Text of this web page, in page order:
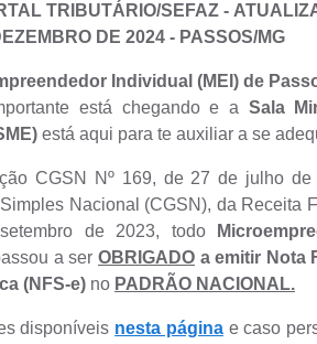
TRIBUTÁRIO/SEFAZ -
DE 2024 - PASSOS/MG
Individual (MEI) de
está chegando e a Sala
está aqui para te auxiliar a se
CGSN Nº 169, de 27 de julho
Nacional (CGSN), da Receita
de 2023, todo
a serOBRIGADO a emitir Nota
(NFS-e) no PADRÃO NACIONAL.
disponíveis nesta páginae caso